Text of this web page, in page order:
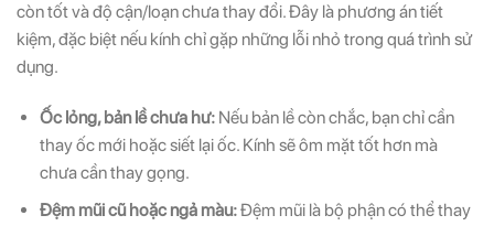
còn tốt và độ cận/loạn chưa thay đổi. Đây là phương án tiết
kiệm, đặc biệt nếu kính chỉ gặp những lỗi nhỏ trong quá trình sử
dụng.
Ốc lỏng, bản lề chưa hư: Nếu bản lề còn chắc, bạn chỉ cần
thay ốc mới hoặc siết lại ốc. Kính sẽ ôm mặt tốt hơn mà
chưa cần thay gọng.
Đệm mũi cũ hoặc ngả màu:Đệm mũi là bộ phận có thể thay